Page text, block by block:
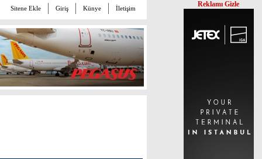
Sitene Ekle Giriş Künye İletişim Reklamı Gizle